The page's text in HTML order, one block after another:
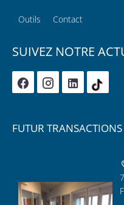
Outils Contact
SUIVEZ NOTRE
FUTUR